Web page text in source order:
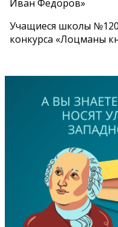
Иван Фёдоров»
Учащиеся школы
конкурса «Лоцманы